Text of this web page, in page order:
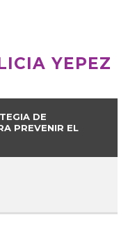
YEPEZ
DE
PREVENIR EL